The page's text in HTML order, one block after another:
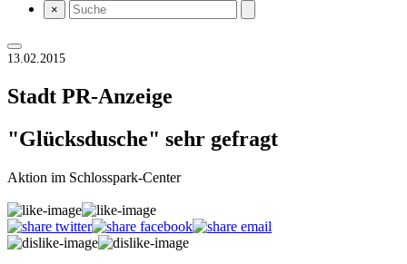
×
13.02.2015
Stadt PR-Anzeige
"Glücksdusche" sehr gefragt
Aktion im Schlosspark-Center